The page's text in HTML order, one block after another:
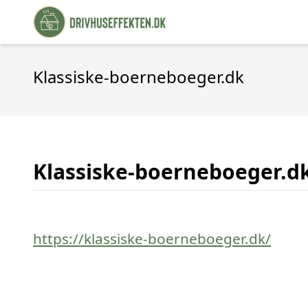
Klassiske-boerneboeger.dk
Klassiske-
https://klassiske-boerneboeger.dk/